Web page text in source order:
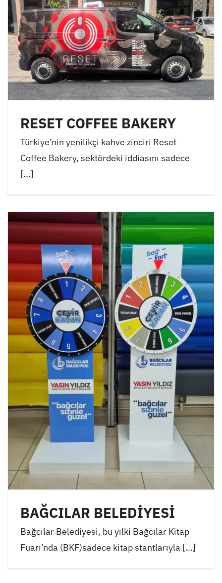
RESET COFFEE BAKERY
Türkiye’nin yenilikçi kahve zinciri Reset
Coffee Bakery, sektördeki iddiasını sadece
[...]
BAĞCILAR BELEDİYESİ
Bağcılar Belediyesi, bu yılki Bağcılar Kitap
Fuarı’nda (BKF)sadece kitap stantlarıyla [...]